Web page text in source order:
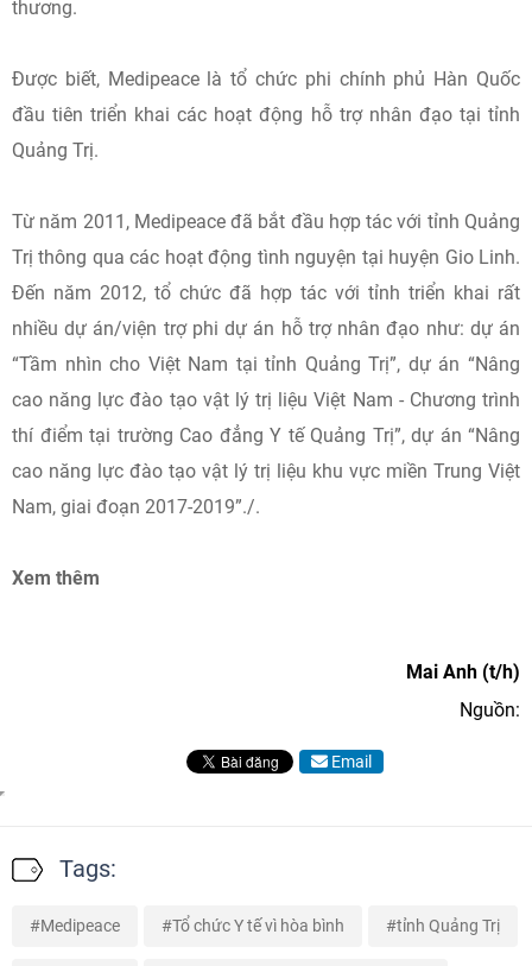
thương.
Được biết, Medipeace là tổ chức phi chính phủ Hàn Quốc
đầu tiên triển khai các hoạt động hỗ trợ nhân đạo tại tỉnh
Quảng Trị.
Từ năm 2011, Medipeace đã bắt đầu hợp tác với tỉnh Quảng
Trị thông qua các hoạt động tình nguyện tại huyện Gio Linh.
Đến năm 2012, tổ chức đã hợp tác với tỉnh triển khai rất
nhiều dự án/viện trợ phi dự án hỗ trợ nhân đạo như: dự án
“Tầm nhìn cho Việt Nam tại tỉnh Quảng Trị”, dự án “Nâng
cao năng lực đào tạo vật lý trị liệu Việt Nam - Chương trình
thí điểm tại trường Cao đẳng Y tế Quảng Trị”, dự án “Nâng
cao năng lực đào tạo vật lý trị liệu khu vực miền Trung Việt
Nam, giai đoạn 2017-2019”./.
Xem thêm
Mai Anh (t/h)
Nguồn:
Email
Tags:
Medipeace Tổ chức Y tế vì hòa bình tỉnh Quảng Trị